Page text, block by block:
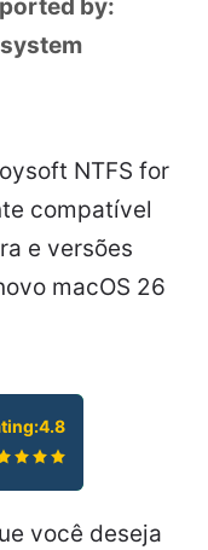
by:
NTFS for
compatível
e versões
macOS 26
você deseja